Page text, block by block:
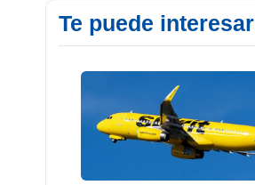
Te puede interesar